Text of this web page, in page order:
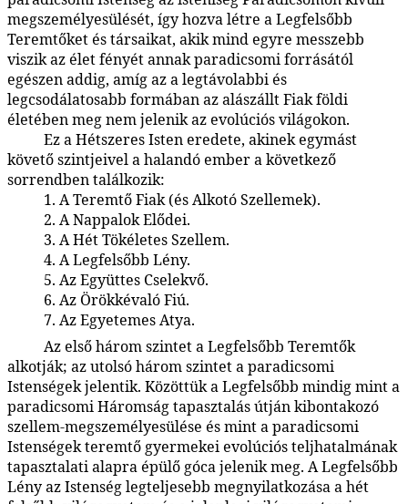
megszemélyesülését, így hozva létre a Legfelsőbb
Teremtőket és társaikat, akik mind egyre messzebb
viszik az élet fényét annak paradicsomi forrásától
egészen addig, amíg az a legtávolabbi és
legcsodálatosabb formában az alászállt Fiak földi
életében meg nem jelenik az evolúciós világokon.
Ez a Hétszeres Isten eredete, akinek egymást
követő szintjeivel a halandó ember a következő
sorrendben találkozik:
1. A Teremtő Fiak (és Alkotó Szellemek).
2. A Nappalok Elődei.
3. A Hét Tökéletes Szellem.
4. A Legfelsőbb Lény.
5. Az Együttes Cselekvő.
6. Az Örökkévaló Fiú.
7. Az Egyetemes Atya.
Az első három szintet a Legfelsőbb Teremtők
alkotják; az utolsó három szintet a paradicsomi
Istenségek jelentik. Közöttük a Legfelsőbb mindig mint a
paradicsomi Háromság tapasztalás útján kibontakozó
szellem-megszemélyesülése és mint a paradicsomi
Istenségek teremtő gyermekei evolúciós teljhatalmának
tapasztalati alapra épülő góca jelenik meg. A Legfelsőbb
Lény az Istenség legteljesebb megnyilatkozása a hét